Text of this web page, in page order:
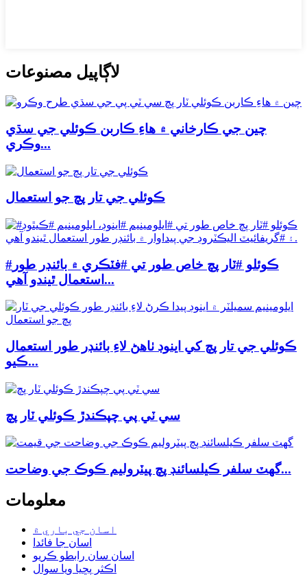
لاڳاپيل مصنوعات
چين جي ڪارخاني ۾ هاءِ ڪاربن ڪوئلي جي سڌي
وڪري...
ڪوئلي جي تار پچ جو استعمال
#ڪوئلو #ٽار پچ خاص طور تي #فٽڪري ۾ بائنڊر طور
استعمال ٿيندو آهي...
ڪوئلي جي تار پچ کي اينوڊ ٺاهڻ لاءِ بائنڊر طور استعمال
ڪيو...
سي ٽي پي چپڪندڙ ڪوئلي ٽار پچ
گھٽ سلفر ڪيلسائنڊ پچ پيٽروليم ڪوڪ جي وضاحت...
معلومات
اسان جي باري ۾
اسان جا فائدا
اسان سان رابطو ڪريو
اڪثر پڇيا ويا سوال